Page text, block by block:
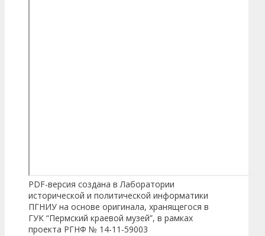
PDF-версия создана в Лаборатории
исторической и политической информатики
ПГНИУ на основе оригинала, хранящегося в
ГУК “Пермский краевой музей”, в рамках
проекта РГНФ № 14-11-59003